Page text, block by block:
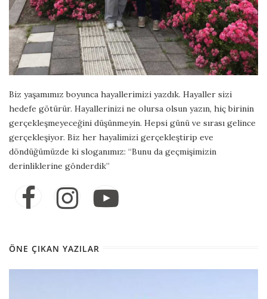
Biz yaşamımız boyunca hayallerimizi yazdık. Hayaller sizi
hedefe götürür. Hayallerinizi ne olursa olsun yazın, hiç birinin
gerçekleşmeyeceğini düşünmeyin. Hepsi günü ve sırası gelince
gerçekleşiyor. Biz her hayalimizi gerçekleştirip eve
döndüğümüzde ki sloganımız: “Bunu da geçmişimizin
derinliklerine gönderdik”
ÖNE ÇIKAN YAZILAR